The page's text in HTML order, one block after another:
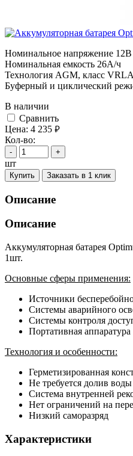
Номинальное напряжение 12B
Номинальная емкость 26A/ч
Технология AGM, класс VRLA
Буферный и циклический
В наличии
Cравнить
Цена: 4 235 руб.
Кол-во:
- +
шт
Купить Заказать в 1 клик
Описание
Описание
Аккумуляторная батарея
1шт.
Основные сферы применения:
Источники
Системы аварийного
Системы контроля
Портативная аппаратура
Технология и особенности:
Герметизированная
Не требуется долив воды
Система внутренней
Нет ограничений на
Низкий саморазряд
Характеристики